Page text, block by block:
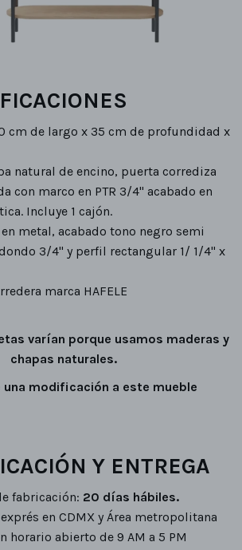
cm de largo x 35 cm de profundidad x
natural de encino, puerta corrediza
con marco en PTR 3/4" acabado en
Incluye 1 cajón.
metal, acabado tono negro semi
3/4" y perfil rectangular 1/ 1/4" x
marca HAFELE
varían porque usamos maderas y
chapas naturales.
una modificación a este mueble
Y ENTREGA
fabricación: 20 días hábiles.
en CDMX y Área metropolitana
horario abierto de 9 AM a 5 PM